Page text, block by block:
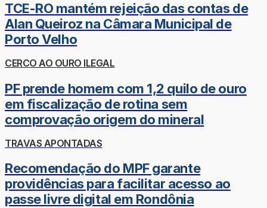
TCE-RO mantém rejeição das contas de
Alan Queiroz na Câmara Municipal de
Porto Velho
CERCO AO OURO ILEGAL
PF prende homem com 1,2 quilo de ouro
em fiscalização de rotina sem
comprovação origem do mineral
TRAVAS APONTADAS
Recomendação do MPF garante
providências para facilitar acesso ao
passe livre digital em Rondônia